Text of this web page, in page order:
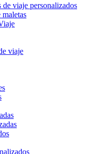
de viaje personalizados
viaje